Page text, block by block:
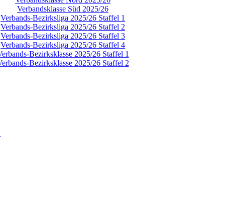
Verbandsklasse Süd 2025/26
Verbands-Bezirksliga 2025/26 Staffel 1
Verbands-Bezirksliga 2025/26 Staffel 2
Verbands-Bezirksliga 2025/26 Staffel 3
Verbands-Bezirksliga 2025/26 Staffel 4
Bezirksklasse 2025/26 Staffel 1
Bezirksklasse 2025/26 Staffel 2